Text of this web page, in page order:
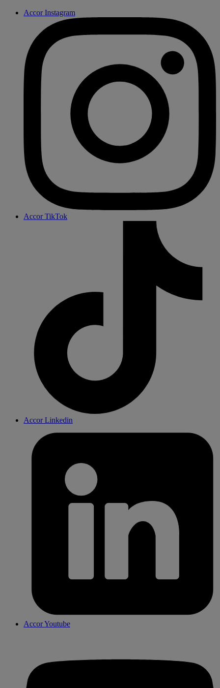
Accor Instagram
Accor TikTok
Accor Linkedin
Accor Youtube